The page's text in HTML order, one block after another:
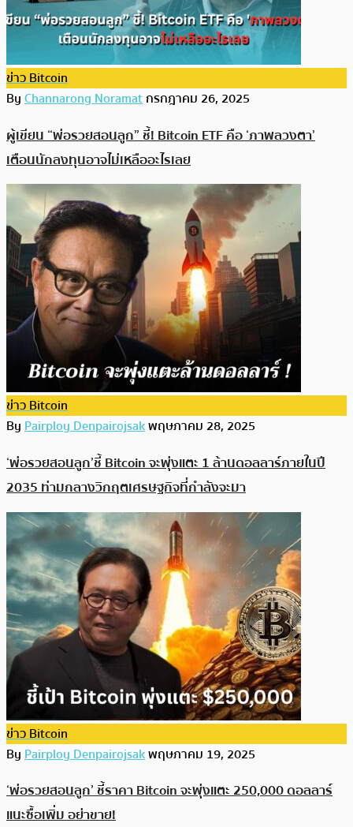
ข่าว Bitcoin
ByChannarong Noramatกรกฎาคม 26, 2025
ผู้เขียน “พ่อรวยสอนลูก” ชี้! Bitcoin ETF คือ ‘ภาพลวงตา’
เตือนนักลงทุนอาจไม่เหลืออะไรเลย
ข่าว Bitcoin
ByPairploy Denpairojsakพฤษภาคม 28, 2025
‘พ่อรวยสอนลูก’ชี้ Bitcoin จะพุ่งแตะ 1 ล้านดอลลาร์ภายในปี
2035 ท่ามกลางวิกฤตเศรษฐกิจที่กำลังจะมา
ข่าว Bitcoin
ByPairploy Denpairojsakพฤษภาคม 19, 2025
‘พ่อรวยสอนลูก’ ชี้ราคา Bitcoin จะพุ่งแตะ 250,000 ดอลลาร์
แนะซื้อเพิ่ม อย่าขาย!